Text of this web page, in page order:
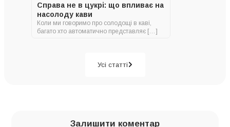
Справа не в цукрі: що впливає на
насолоду кави
Коли ми говоримо про солодощі в каві,
багато хто автоматично представляє […]
Усі статті
Залишити коментар